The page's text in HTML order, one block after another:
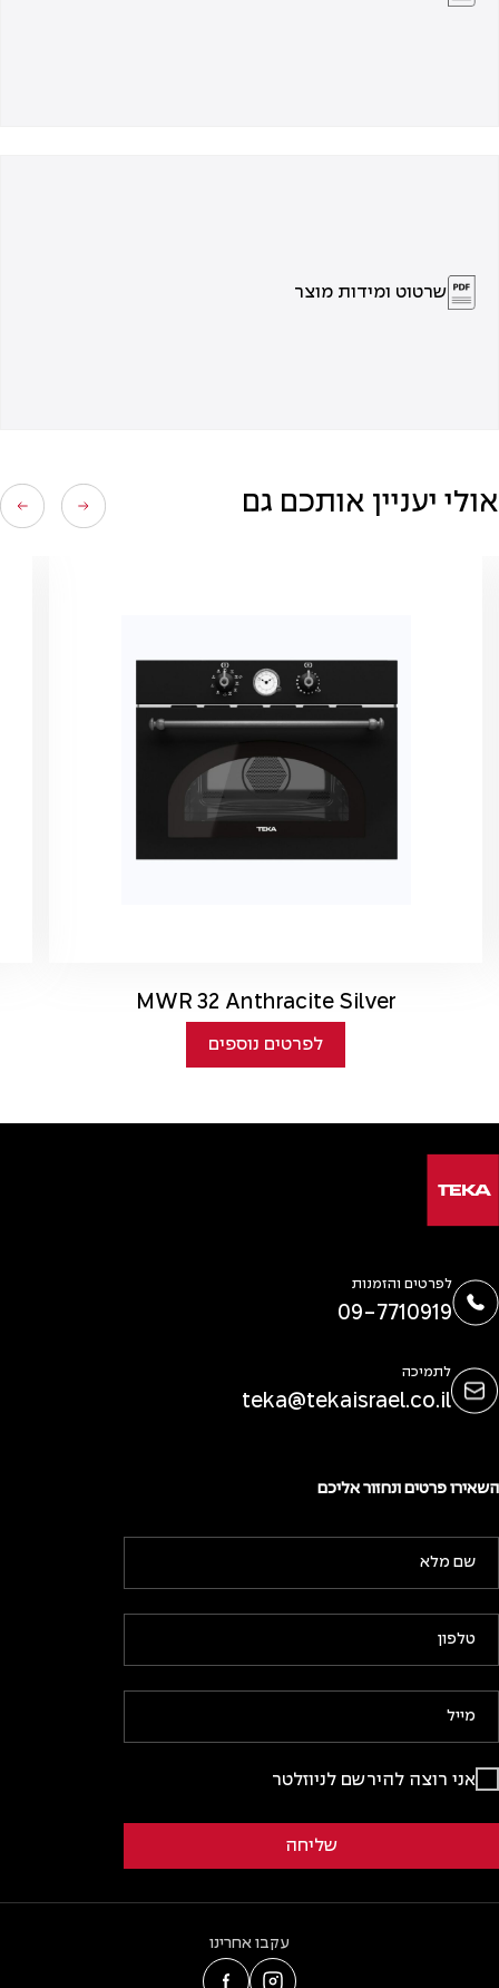
שרטוט ומידות מוצר
אולי יעניין אותכם גם
MWR 32 Anthracite Silver
לפרטים נוספים
לפרטים והזמנות
09-7710919
לתמיכה
teka@tekaisrael.co.il
השאירו פרטים ונחזור אליכם
אני רוצה להירשם לניוזלטר
עקבו אחרינו